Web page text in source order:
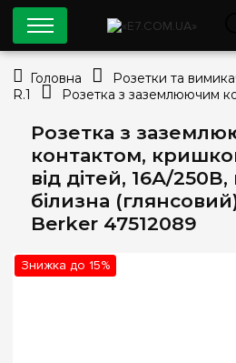
Розетка з
контактом,
від дітей, 16А/
білизна
Berker 47512089
Знижка до 15%
0
044
Головна Розетки та
R.1